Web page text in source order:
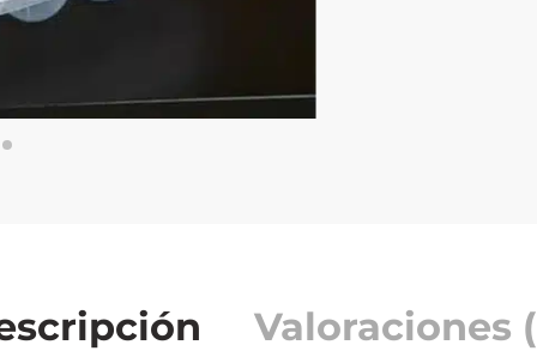
Valoraciones